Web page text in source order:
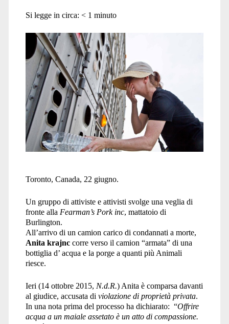
Si legge in circa: < 1 minuto
Toronto, Canada, 22 giugno.
Un gruppo di attiviste e attivisti svolge una veglia di
fronte alla Fearman’s Pork inc, mattatoio di
Burlington.
All’arrivo di un camion carico di condannati a morte,
Anita krajnccorre verso il camion “armata” di una
bottiglia d’ acqua e la porge a quanti più Animali
riesce.
Ieri (14 ottobre 2015, N.d.R.) Anita è comparsa davanti
al giudice, accusata di violazione di proprietà privata.
In una nota prima del processo ha dichiarato: “Offrire
acqua a un maiale assetato è un atto di compassione.